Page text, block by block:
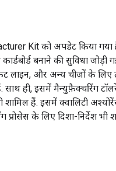
Kit को अपडेट किया
बनाने की सुविधा जोड़ी
लाइन, और अन्य चीज़ों के लिए
साथ ही, इसमें मैन्युफ़ैक्चरिंग
शामिल हैं. इसमें क्वालिटी
के लिए दिशा-निर्देश भी